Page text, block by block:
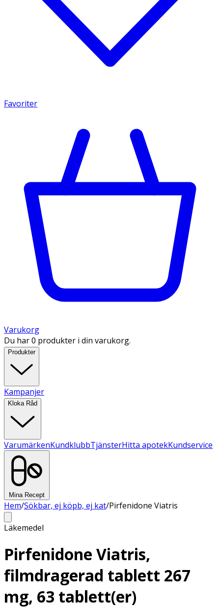
Favoriter
Varukorg
Du har 0 produkter i din varukorg.
Produkter
Kampanjer
Kloka Råd
VarumärkenKundklubbTjänsterHitta apotekKundservice
Mina Recept
Hem/Sökbar, ej köpb, ej kat/Pirfenidone Viatris
Läkemedel
Pirfenidone Viatris,
filmdragerad tablett 267
mg, 63 tablett(er)